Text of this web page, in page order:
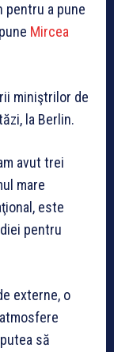
pentru a pune
Mircea
miniştrilor de
la Berlin.
avut trei
mare
este
pentru
externe, o
să